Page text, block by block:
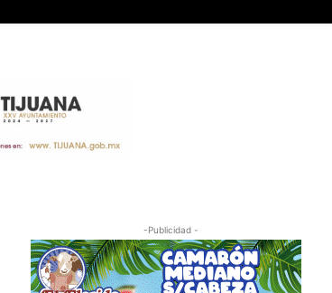
-Publicidad -